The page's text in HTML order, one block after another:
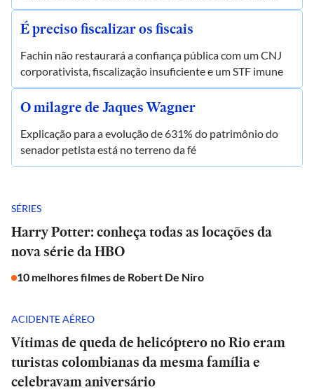
É preciso fiscalizar os fiscais
Fachin não restaurará a confiança pública com um CNJ
corporativista, fiscalização insuficiente e um STF imune
O milagre de Jaques Wagner
Explicação para a evolução de 631% do patrimônio do
senador petista está no terreno da fé
SÉRIES
Harry Potter: conheça todas as locações da
nova série da HBO
10 melhores filmes de Robert De Niro
ACIDENTE AÉREO
Vítimas de queda de helicóptero no Rio eram
turistas colombianas da mesma família e
celebravam aniversário